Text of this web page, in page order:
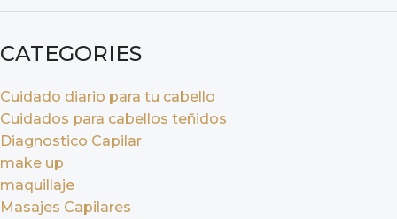
CATEGORIES
Cuidado diario para tu cabello
Cuidados para cabellos teñidos
Diagnostico Capilar
make up
maquillaje
Masajes Capilares